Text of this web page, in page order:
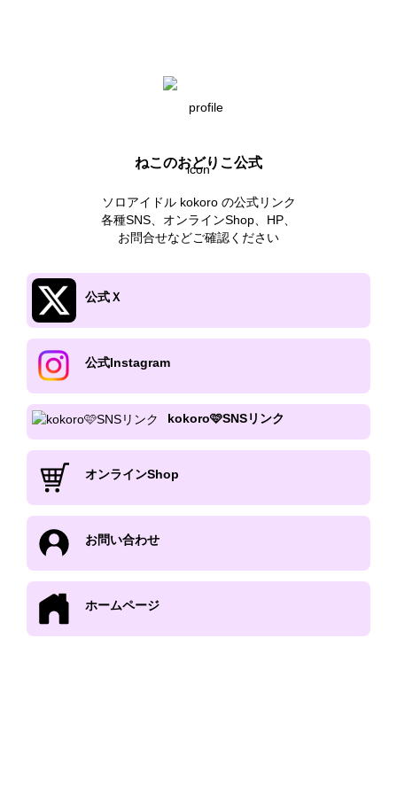
ねこのおどりこ公式
ソロアイドル kokoro の公式リンク
各種SNS、オンラインShop、HP、
お問合せなどご確認ください
公式Ｘ
公式Instagram
kokoro🩷SNSリンク
オンラインShop
お問い合わせ
ホームページ